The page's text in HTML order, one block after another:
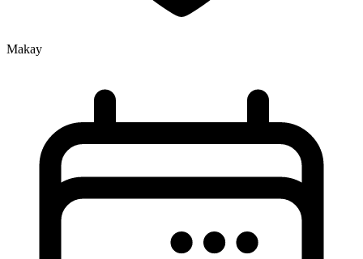
Makay